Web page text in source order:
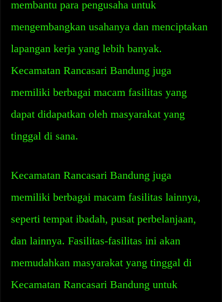
membantu para pengusaha untuk
mengembangkan usahanya dan menciptakan
lapangan kerja yang lebih banyak.
Kecamatan Rancasari Bandung juga
memiliki berbagai macam fasilitas yang
dapat didapatkan oleh masyarakat yang
tinggal di sana.
Kecamatan Rancasari Bandung juga
memiliki berbagai macam fasilitas lainnya,
seperti tempat ibadah, pusat perbelanjaan,
dan lainnya. Fasilitas-fasilitas ini akan
memudahkan masyarakat yang tinggal di
Kecamatan Rancasari Bandung untuk